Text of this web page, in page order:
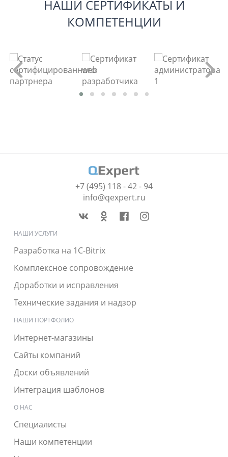
НАШИ СЕРТИФИКАТЫ И
КОМПЕТЕНЦИИ
+7 (495) 118 - 42 - 94
info@qexpert.ru
НАШИ УСЛУГИ
Разработка на 1C-Bitrix
Комплексное сопровождение
Доработки и исправления
Технические задания и надзор
НАШИ ПОРТФОЛИО
Интернет-магазины
Сайты компаний
Доски объявлений
Интеграция шаблонов
О НАС
Специалисты
Наши компетенции